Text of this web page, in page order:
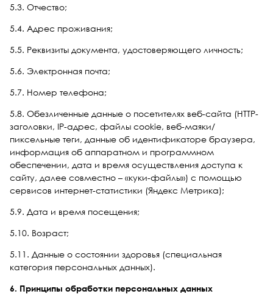
5.3. Отчество;
5.4. Адрес проживания;
5.5. Реквизиты документа, удостоверяющего личность;
5.6. Электронная почта;
5.7. Номер телефона;
5.8. Обезличенные данные о посетителях веб-сайта (HTTP-
заголовки, IP-адрес, файлы cookie, веб-маяки/
пиксельные теги, данные об идентификаторе браузера,
информация об аппаратном и программном
обеспечении, дата и время осуществления доступа к
сайту, далее совместно – «куки-файлы») с помощью
сервисов интернет-статистики (Яндекс Метрика);
5.9. Дата и время посещения;
5.10. Возраст;
5.11. Данные о состоянии здоровья (специальная
категория персональных данных).
6. Принципы обработки персональных данных